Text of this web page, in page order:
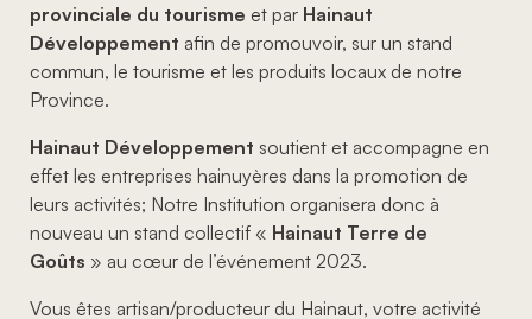
provinciale du tourisme et par Hainaut
Développement afin de promouvoir, sur un stand
commun, le tourisme et les produits locaux de notre
Province.
Hainaut Développement soutient et accompagne en
effet les entreprises hainuyères dans la promotion de
leurs activités; Notre Institution organisera donc à
nouveau un stand collectif « Hainaut Terre de
Goûts » au cœur de l’événement 2023.
Vous êtes artisan/producteur du Hainaut, votre activité